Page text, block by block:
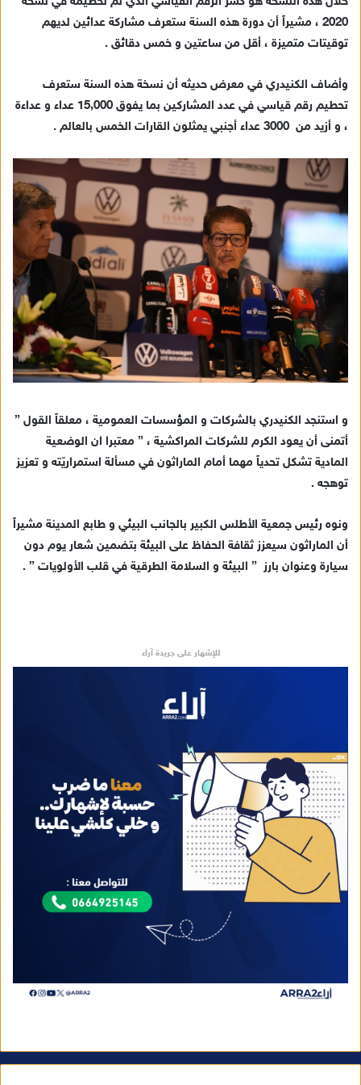
2020 ، مشيراً أن دورة هذه السنة ستعرف مشاركة عدائين لديهم
توقيتات متميزة ، أقل من ساعتين و خمس دقائق .
وأضاف الكنيدري في معرض حديثه أن نسخة هذه السنة ستعرف
تحطيم رقم قياسي في عدد المشاركين بما يفوق 15,000 عداء و عداءة
، و أزيد من 3000 عداء أجنبي يمثلون القارات الخمس بالعالم .
و استنجد الكنيدري بالشركات و المؤسسات العمومية ، معلقاً القول ”
أتمنى أن يعود الكرم للشركات المراكشية ، ” معتبرا ان الوضعية
المادية تشكل تحدياً مهما أمام الماراثون في مسألة استمراريّته و تعزيز
توهجه .
ونوه رئيس جمعية الأطلس الكبير بالجانب البيئي و طابع المدينة مشيراً
أن الماراثون سيعزز ثقافة الحفاظ على البيئة بتضمين شعار يوم دون
سيارة وعنوان بارز ” البيئة و السلامة الطرقية في قلب الأولويات ” .
للإشهار على جريدة آراء